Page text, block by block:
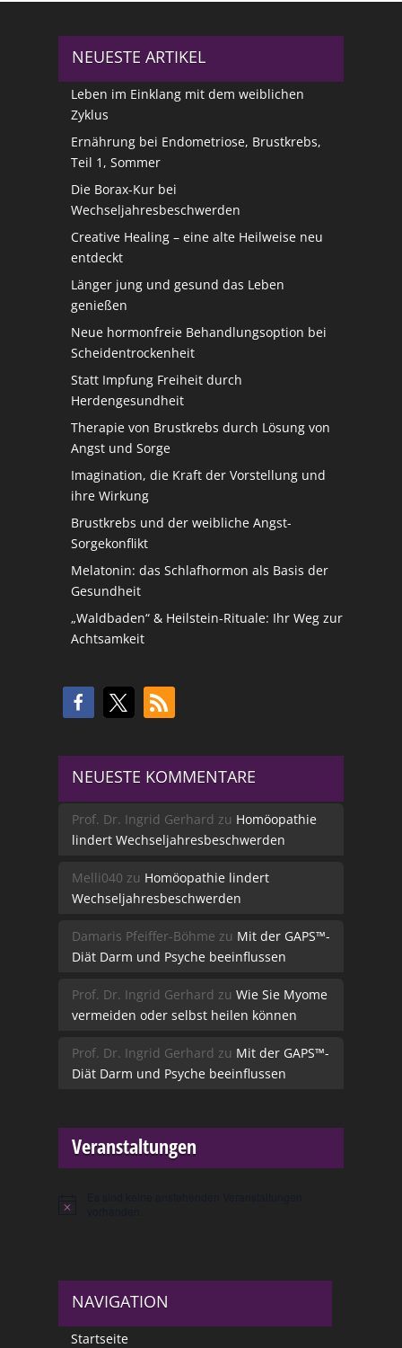
NEUESTE ARTIKEL
Leben im Einklang mit dem weiblichen
Zyklus
Ernährung bei Endometriose, Brustkrebs,
Teil 1, Sommer
Die Borax-Kur bei
Wechseljahresbeschwerden
Creative Healing – eine alte Heilweise neu
entdeckt
Länger jung und gesund das Leben
genießen
Neue hormonfreie Behandlungsoption bei
Scheidentrockenheit
Statt Impfung Freiheit durch
Herdengesundheit
Therapie von Brustkrebs durch Lösung von
Angst und Sorge
Imagination, die Kraft der Vorstellung und
ihre Wirkung
Brustkrebs und der weibliche Angst-
Sorgekonflikt
Melatonin: das Schlafhormon als Basis der
Gesundheit
„Waldbaden“ & Heilstein-Rituale: Ihr Weg zur
Achtsamkeit
NEUESTE KOMMENTARE
Prof. Dr. Ingrid Gerhard zu Homöopathie
lindert Wechseljahresbeschwerden
Melli040 zu Homöopathie lindert
Wechseljahresbeschwerden
Damaris Pfeiffer-Böhme zu Mit der GAPS™-
Diät Darm und Psyche beeinflussen
Prof. Dr. Ingrid Gerhard zu Wie Sie Myome
vermeiden oder selbst heilen können
Prof. Dr. Ingrid Gerhard zu Mit der GAPS™-
Diät Darm und Psyche beeinflussen
Veranstaltungen
Hinweis
NAVIGATION
Startseite